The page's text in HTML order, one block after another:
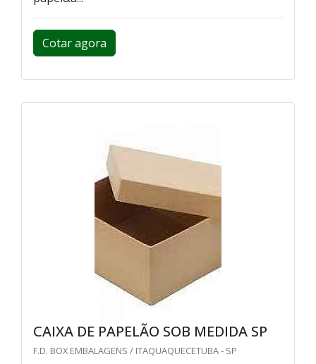
Cotar agora
CAIXA DE PAPELÃO SOB MEDIDA SP
F.D. BOX EMBALAGENS / ITAQUAQUECETUBA - SP